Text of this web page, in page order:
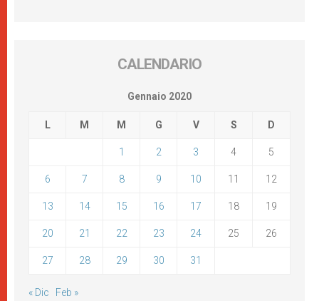
CALENDARIO
Gennaio 2020
L M M G V S D
1 2 3 4 5
6 7 8 9 10 11 12
13 14 15 16 17 18 19
20 21 22 23 24 25 26
27 28 29 30 31
« Dic Feb »